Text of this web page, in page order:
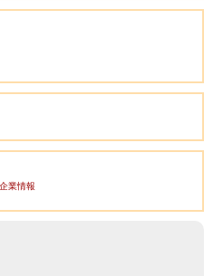
業情報